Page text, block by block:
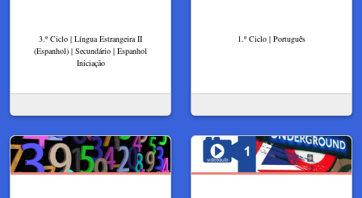
3.º Ciclo | Língua Estrangeira II
(Espanhol) | Secundário | Espanhol
Iniciação
1.º Ciclo | Português